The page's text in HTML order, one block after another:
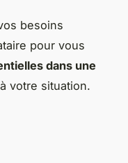
besoins
pour vous
dans une
votre situation.